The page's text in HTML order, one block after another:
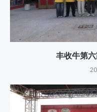
丰收牛第